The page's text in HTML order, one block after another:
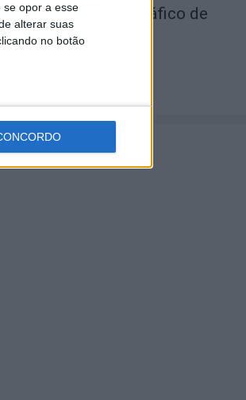
se opor a esse
alterar suas
no botão
Dois detidos por tráfico de
estupefaciente